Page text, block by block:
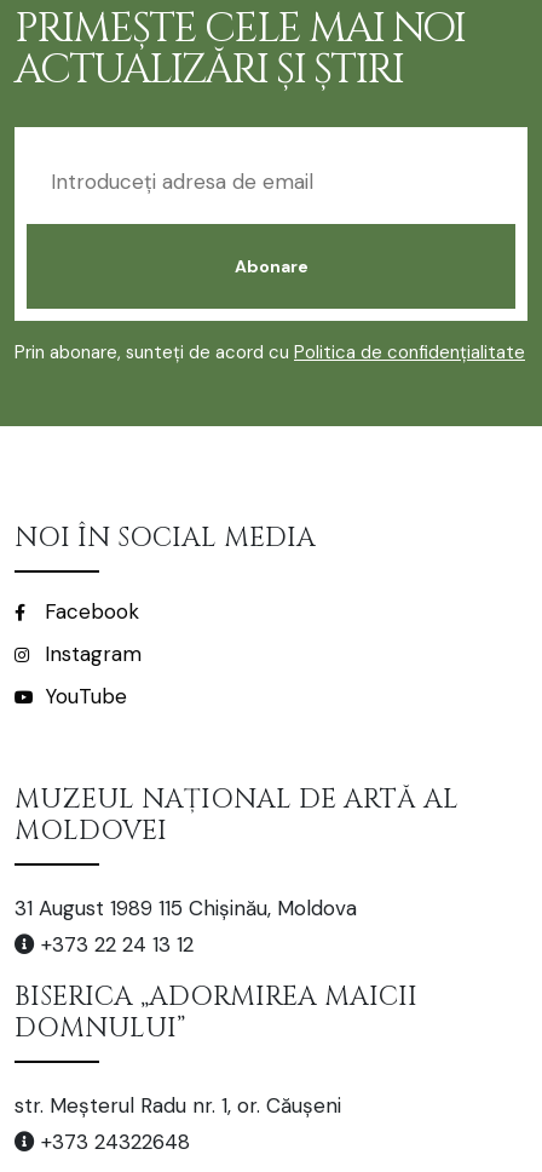
PRIMEȘTE CELE MAI NOI
ACTUALIZĂRI ȘI ȘTIRI
Prin abonare, sunteți de acord cu Politica de confidențialitate
NOI ÎN SOCIAL MEDIA
Facebook
Instagram
YouTube
MUZEUL NAȚIONAL DE ARTĂ AL
MOLDOVEI
31 August 1989 115 Chișinău, Moldova
+373 22 24 13 12
BISERICA „ADORMIREA MAICII
DOMNULUI”
str. Meșterul Radu nr. 1, or. Căușeni
+373 24322648